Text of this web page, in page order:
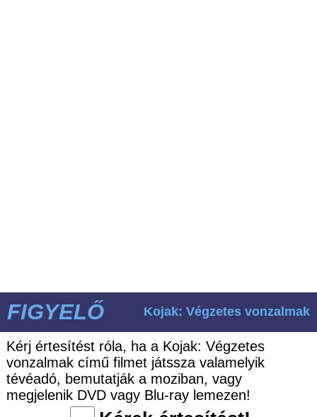
FIGYELŐ Kojak: Végzetes vonzalmak
Kérj értesítést róla, ha a Kojak: Végzetes
vonzalmak című filmet játssza valamelyik
tévéadó, bemutatják a moziban, vagy
megjelenik DVD vagy Blu-ray lemezen!